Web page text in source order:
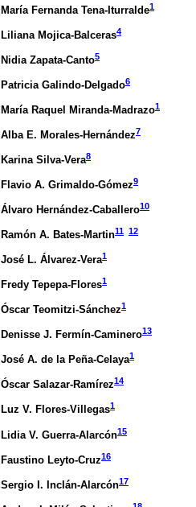
María Fernanda Tena-Iturralde1
Liliana Mojica-Balceras4
Nidia Zapata-Canto5
Patricia Galindo-Delgado6
María Raquel Miranda-Madrazo1
Alba E. Morales-Hernández7
Karina Silva-Vera8
Flavio A. Grimaldo-Gómez9
Álvaro Hernández-Caballero10
Ramón A. Bates-Martin11 12
José L. Álvarez-Vera1
Fredy Tepepa-Flores1
Óscar Teomitzi-Sánchez1
Denisse J. Fermín-Caminero13
José A. de la Peña-Celaya1
Óscar Salazar-Ramírez14
Luz V. Flores-Villegas1
Lidia V. Guerra-Alarcón15
Faustino Leyto-Cruz16
Sergio I. Inclán-Alarcón17